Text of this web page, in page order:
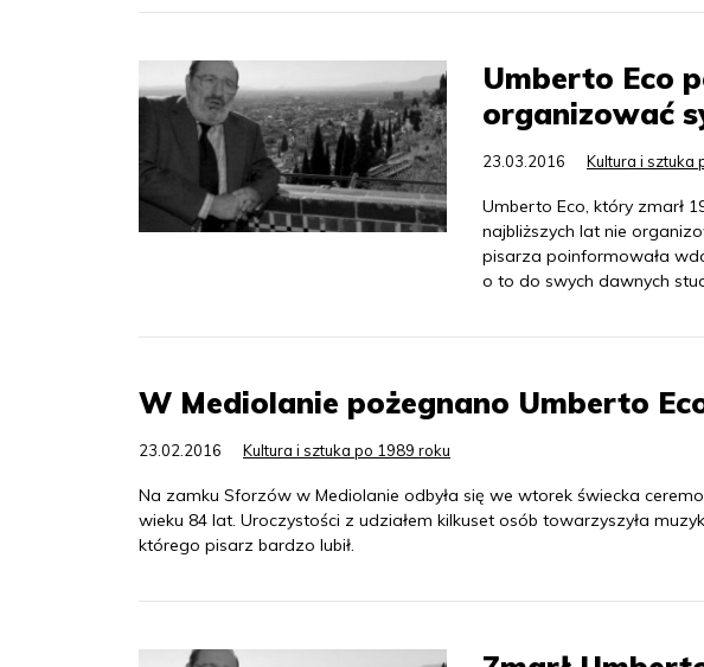
Umberto Eco
organizować
23.03.2016 Kultura i sztuka
Umberto Eco, który zmarł
najbliższych lat nie
pisarza poinformowała
o to do swych dawnych
W Mediolanie pożegnano Umberto
23.02.2016 Kultura i sztuka po 1989 roku
Na zamku Sforzów w Mediolanie odbyła się we wtorek świecka
wieku 84 lat. Uroczystości z udziałem kilkuset osób towarzyszyła
którego pisarz bardzo lubił.